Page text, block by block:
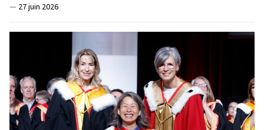
— 27 juin 2026